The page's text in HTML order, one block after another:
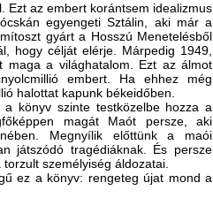
Ezt az embert korántsem idealizmus
egyengeti Sztálin, aki már a
gyárt a Hosszú Menetelésből
hogy célját elérje. Márpedig 1949,
a világhatalom. Ezt az álmot
embert. Ha ehhez még
halottat kapunk békeidőben.
könyv szinte testközelbe hozza a
magát Maót persze, aki
Megnyílik előttünk a maói
játszódó tragédiáknak. És persze
személyiség áldozatai.
ez a könyv: rengeteg újat mond a